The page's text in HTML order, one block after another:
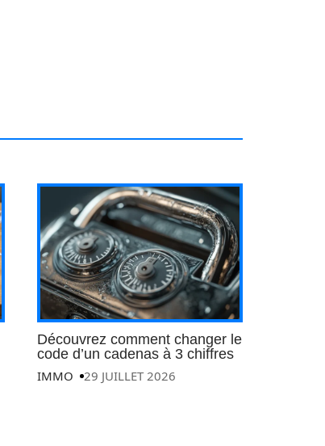
Découvrez comment changer le
code d’un cadenas à 3 chiffres
IMMO
29 JUILLET 2026